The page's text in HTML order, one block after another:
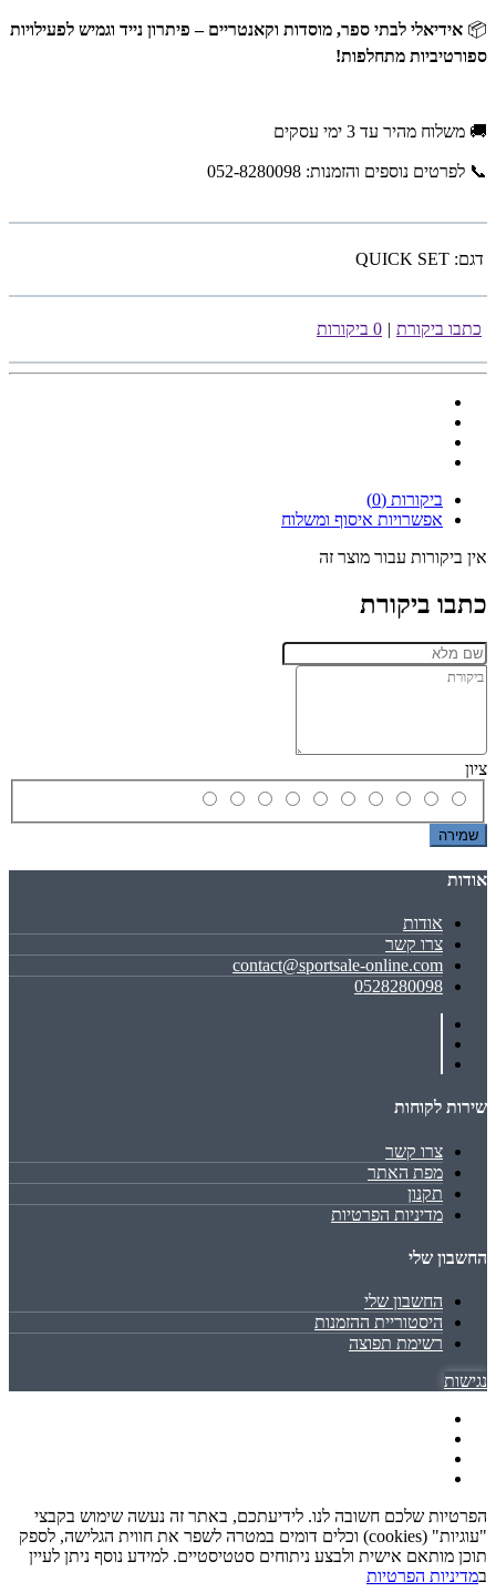
📦 אידיאלי לבתי ספר, מוסדות וקאנטריים – פיתרון נייד וגמיש לפעילויות
ספורטיביות מתחלפות!
🚚 משלוח מהיר עד 3 ימי עסקים
📞 לפרטים נוספים והזמנות: 052-8280098
דגם: QUICK SET
כתבו ביקורת | 0 ביקורות
ביקורות (0)
אפשרויות איסוף ומשלוח
אין ביקורות עבור מוצר זה
כתבו ביקורת
ציון
שמירה
אודות
אודות
צרו קשר
contact@sportsale-online.com
0528280098
שירות לקוחות
צרו קשר
מפת האתר
תקנון
מדיניות הפרטיות
החשבון שלי
החשבון שלי
היסטוריית ההזמנות
רשימת תפוצה
נגישות
הפרטיות שלכם חשובה לנו. לידיעתכם, באתר זה נעשה שימוש בקבצי
"עוגיות" (cookies) וכלים דומים במטרה לשפר את חווית הגלישה, לספק
תוכן מותאם אישית ולבצע ניתוחים סטטיסטיים. למידע נוסף ניתן לעיין
במדיניות הפרטיות